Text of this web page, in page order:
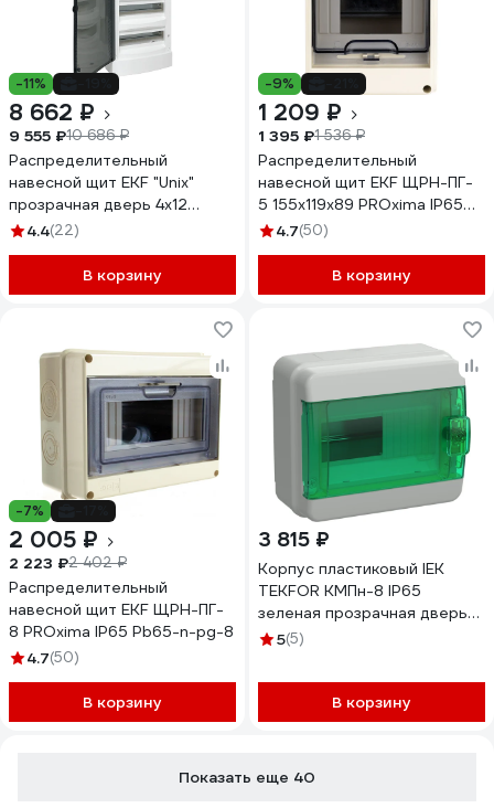
-11%
8 662 ₽
9 555 ₽10 686 ₽
Распределительный
навесной щит EKF "Unix"
прозрачная дверь 4х12
модулей IP41 PROxima ux-
4.4(22)
В корзину
-9%
1 209 ₽
1 395 ₽1 536 ₽
Распределительный
навесной щит EKF ЩРН-ПГ-
5 155х119х89 PROxima IP65
Pb65-n-pg-5
4.7(50)
В корзину
-7%
2 005 ₽
2 223 ₽2 402 ₽
Распределительный
навесной щит EKF ЩРН-ПГ-
8 PROxima IP65 Pb65-n-pg-8
4.7(50)
В корзину
3 815 ₽
Корпус пластиковый IEK
TEKFOR КМПн-8 IP65
зеленая прозрачная дверь
TF5-KP72-N-08-65-K03-
5(5)
В корзину
Показать еще 40